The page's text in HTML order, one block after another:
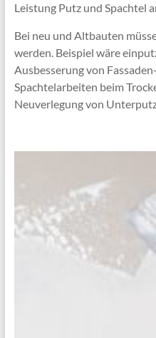
Leistung Putz und Spachtel
Bei neu und Altbauten
werden. Beispiel wäre
Ausbesserung von
Spachtelarbeiten beim
Neuverlegung von